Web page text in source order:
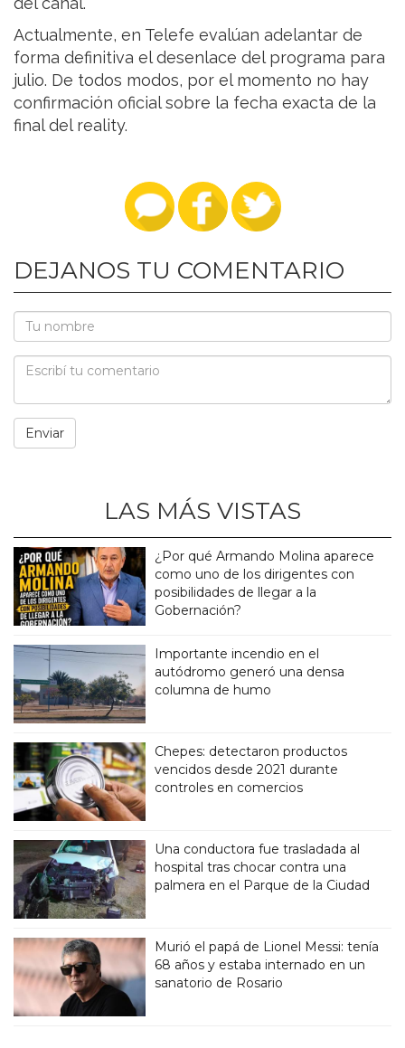
Actualmente, en Telefe evalúan adelantar de
forma definitiva el desenlace del programa para
julio. De todos modos, por el momento no hay
confirmación oficial sobre la fecha exacta de la
final del reality.
DEJANOS TU COMENTARIO
LAS MÁS VISTAS
¿Por qué Armando Molina aparece
como uno de los dirigentes con
posibilidades de llegar a la
Gobernación?
Importante incendio en el
autódromo generó una densa
columna de humo
Chepes: detectaron productos
vencidos desde 2021 durante
controles en comercios
Una conductora fue trasladada al
hospital tras chocar contra una
palmera en el Parque de la Ciudad
Murió el papá de Lionel Messi: tenía
68 años y estaba internado en un
sanatorio de Rosario